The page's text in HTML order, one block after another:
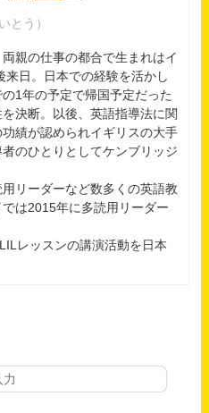
とう）
親の仕事の都合で生まれはイ
日。日本での経験を活かし
1年の予定で帰国予定だった
決断。以後、英語指導法に関
績が認められイギリスの大手
のひとりとしてケンブリッジ
リーダーなど数多くの英語教
は2015年に多読用リーダー
レッスンの講演活動を日本